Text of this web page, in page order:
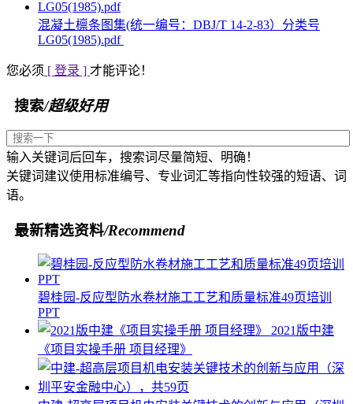
混凝土檩条图集(统一编号：DBJ/T 14-2-83）分类号
LG05(1985).pdf
您必须 [ 登录 ] 才能评论！
搜索/超级好用
输入关键词后回车，搜索词尽量简短、明确！
关键词建议使用标准编号、专业词汇等指向性较强的短语、词
语。
最新精选资料/Recommend
碧桂园-反应型防水卷材施工工艺和质量标准49页培训
PPT
2021版中建
《项目实操手册 项目经理》